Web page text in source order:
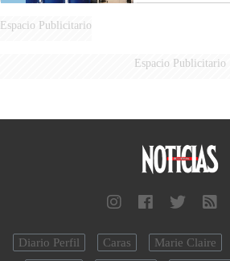
Espacio Publicitario
Espacio Publicitario
Diario Perfil Caras Marie Claire